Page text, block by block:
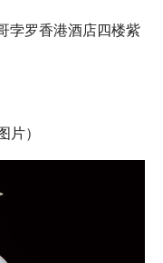
孛罗香港酒店四楼紫
片）